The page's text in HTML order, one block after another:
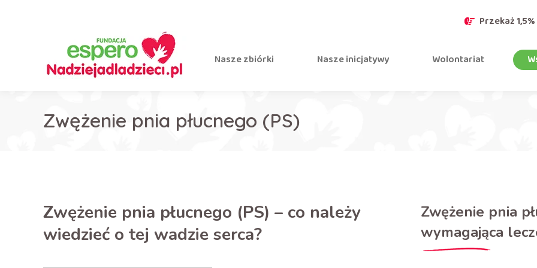
Przekaż
Nasze zbiórki Nasze inicjatywy Wolontariat
Zwężenie pnia płucnego (PS)
Zwężenie pnia płucnego (PS) – co należy
wiedzieć o tej wadzie serca?
Zwężenie pnia
wymagająca